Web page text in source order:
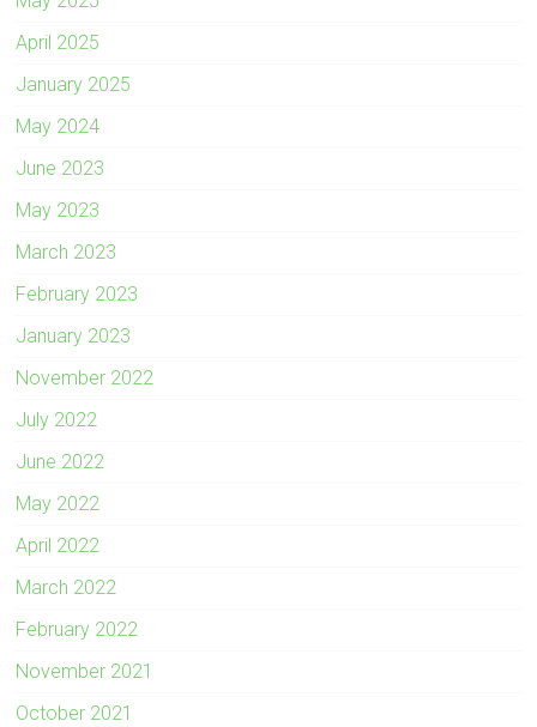
April 2025
January 2025
May 2024
June 2023
May 2023
March 2023
February 2023
January 2023
November 2022
July 2022
June 2022
May 2022
April 2022
March 2022
February 2022
November 2021
October 2021